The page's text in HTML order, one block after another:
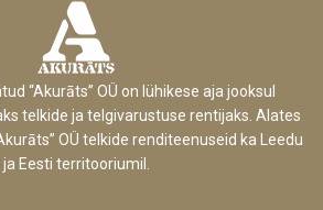
“Akurāts” OÜ on lühikese aja jooksul
telkide ja telgivarustuse rentijaks. Alates
OÜ telkide renditeenuseid ka Leedu
ja Eesti territooriumil.